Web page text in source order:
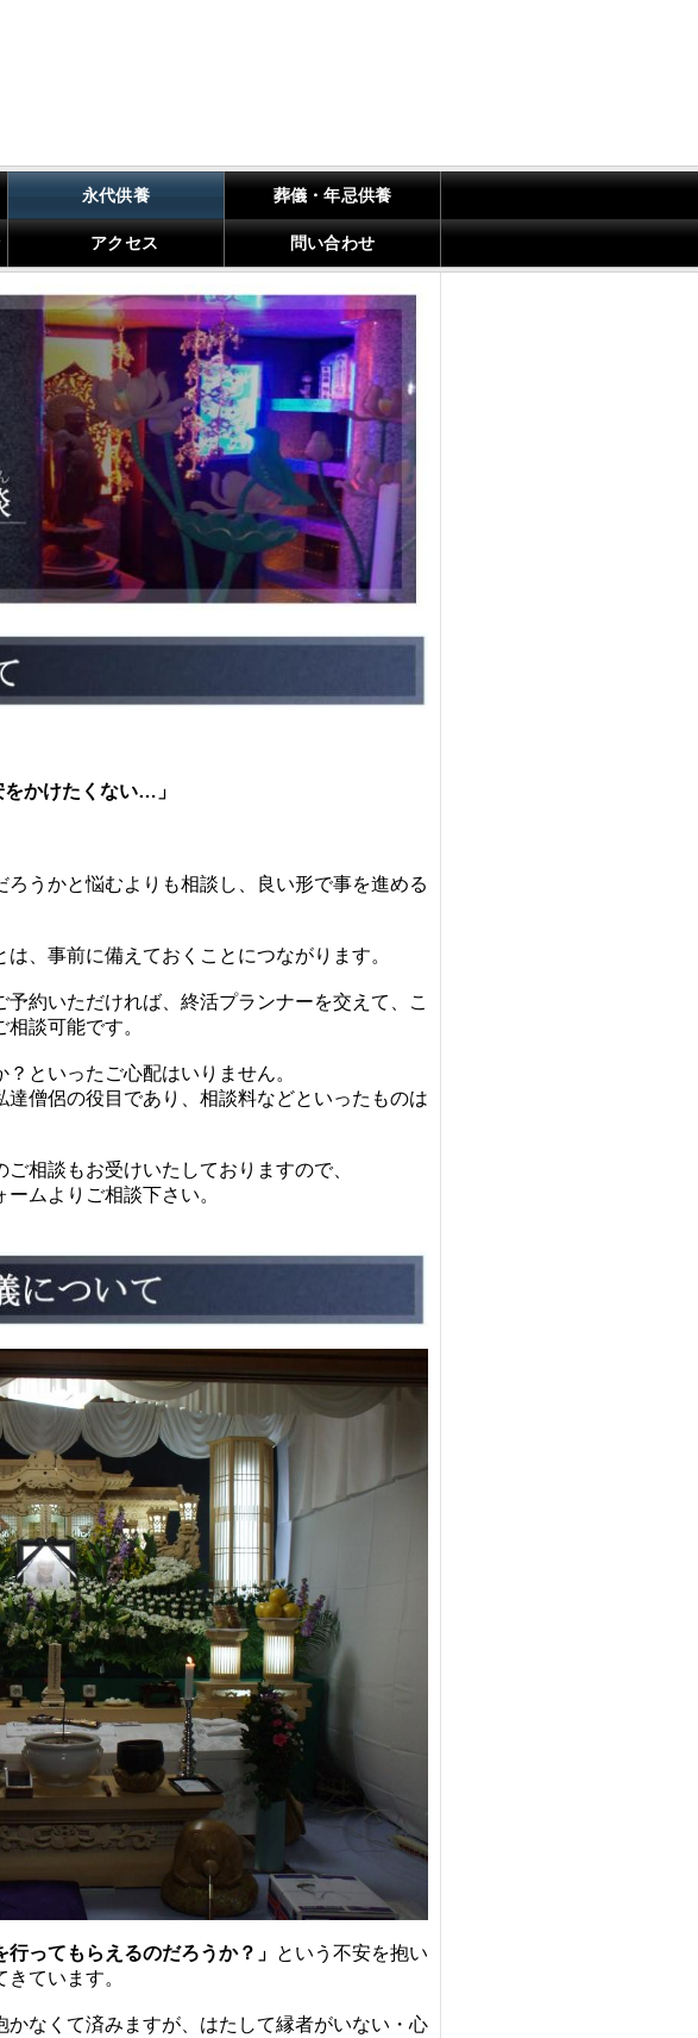
永代供養 葬儀・年忌供養
アクセス 問い合わせ
かけたくない…」
うかと悩むよりも相談し、良い形で事を進める
、事前に備えておくことにつながります。
約いただければ、終活プランナーを交えて、こ
談可能です。
といったご心配はいりません。
僧侶の役目であり、相談料などといったものは
ご相談もお受けいたしておりますので、
ムよりご相談下さい。
行ってもらえるのだろうか？」 という不安を抱い
ています。
なくて済みますが、はたして縁者がいない・心